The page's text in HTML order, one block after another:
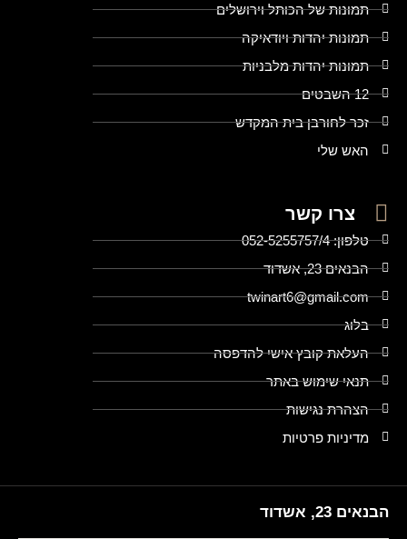
תמונות של הכותל וירושלים
תמונות יהדות ויודאיקה
תמונות יהדות מלבניות
12 השבטים
זכר לחורבן בית המקדש
האש שלי
צרו קשר
טלפון: 052-5255757/4
הבנאים 23, אשדוד
twinart6@gmail.com
בלוג
העלאת קובץ אישי להדפסה
תנאי שימוש באתר
הצהרת נגישות
מדיניות פרטיות
הבנאים 23, אשדוד